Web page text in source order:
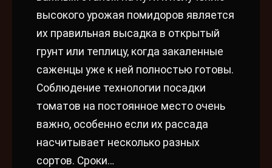
высокого урожая помидоров является
их правильная высадка в открытый
грунт или теплицу, когда закаленные
саженцы уже к ней полностью готовы.
Соблюдение технологии посадки
томатов на постоянное место очень
важно, особенно если их рассада
насчитывает несколько разных
сортов. Сроки…